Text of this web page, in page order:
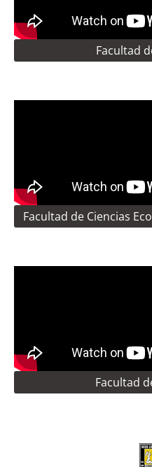
Facultad
Facultad de Ciencias
Facultad